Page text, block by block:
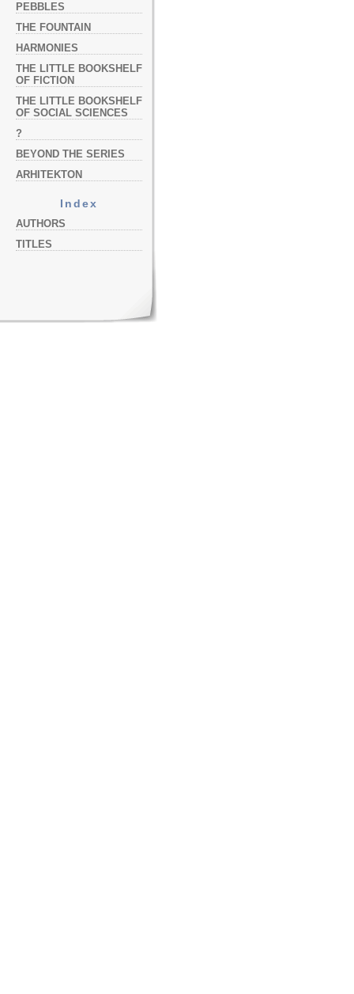
PEBBLES
THE FOUNTAIN
HARMONIES
THE LITTLE BOOKSHELF
OF FICTION
THE LITTLE BOOKSHELF
OF SOCIAL SCIENCES
?
BEYOND THE SERIES
ARHITEKTON
Index
AUTHORS
TITLES